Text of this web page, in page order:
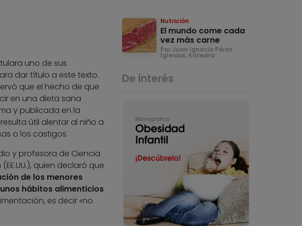
uno de sus
dar título a este texto.
que el hecho de que
en una dieta sana
y publicada en la
útil alentar al niño a
o los castigos.
y profesora de Ciencia
quien declaró que
de los menores
hábitos alimenticios
es decir «no
Nutrición
El mundo come cada
vez más carne
Por Juan Ignacio Pérez
Iglesias, Katedra
De interés